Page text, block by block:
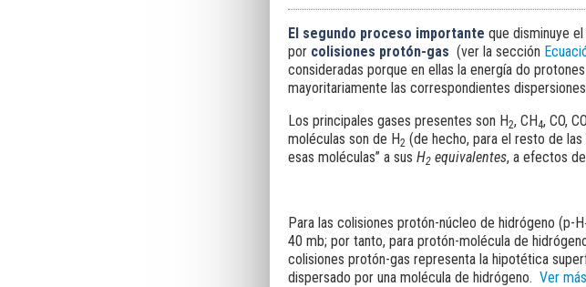
El segundo proceso importante que disminuye
por colisiones protón-gas (ver la sección
consideradas porque en ellas la energía do
mayoritariamente las correspondientes
Los principales gases presentes son H2, CH4, CO, CO
moléculas son de H2 (de hecho, para el resto de
esas moléculas” a sus H2 equivalentes, a efectos
Para las colisiones protón-núcleo de hidrógeno (p-H
40 mb; por tanto, para protón-molécula de
colisiones protón-gas representa la hipotética
dispersado por una molécula de hidrógeno. Ver